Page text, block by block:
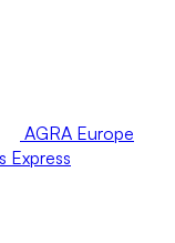
AGRA Europe
Express